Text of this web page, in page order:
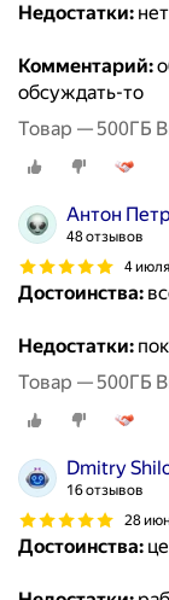
Недостатки: нет
Комментарий:
обсуждать-то
Товар — 500ГБ
Антон
48 отзывов
4
Достоинства:
Недостатки:
Товар — 500ГБ
Dmitry
16 отзывов
28
Достоинства: